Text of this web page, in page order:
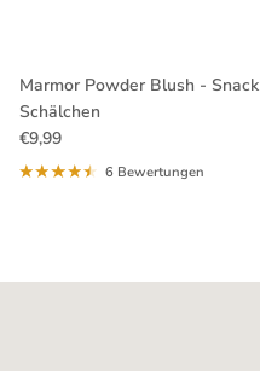
Marmor Powder Blush - Snack
Schälchen
Normaler Preis
€9,99
6 Bewertungen